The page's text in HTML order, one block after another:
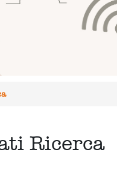
Ricerca